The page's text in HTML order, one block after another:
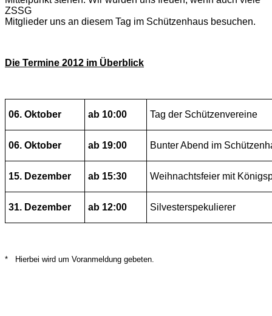
ZSSG
Mitglieder uns an diesem Tag im Schützenhaus besuchen.
Die Termine 2012 im Überblick
06. Oktober ab 10:00 Tag der Schützenvereine
06. Oktober ab 19:00 Bunter Abend im
15. Dezember ab 15:30 Weihnachtsfeier mit
31. Dezember ab 12:00 Silvesterspekulierer
* Hierbei wird um Voranmeldung gebeten.